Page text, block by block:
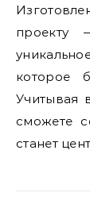
проекту
которое
Учитывая
сможете
станет